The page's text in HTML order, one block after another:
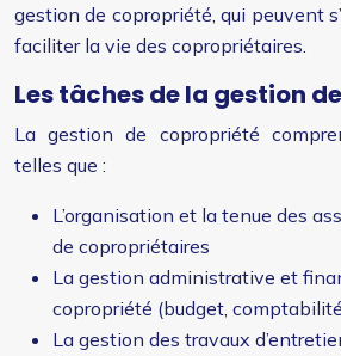
gestion de copropriété, qui peuvent
faciliter la vie des copropriétaires.
Les tâches de la gestion
La gestion de copropriété
telles que :
L’organisation et la tenue des
de copropriétaires
La gestion administrative et
copropriété (budget,
La gestion des travaux